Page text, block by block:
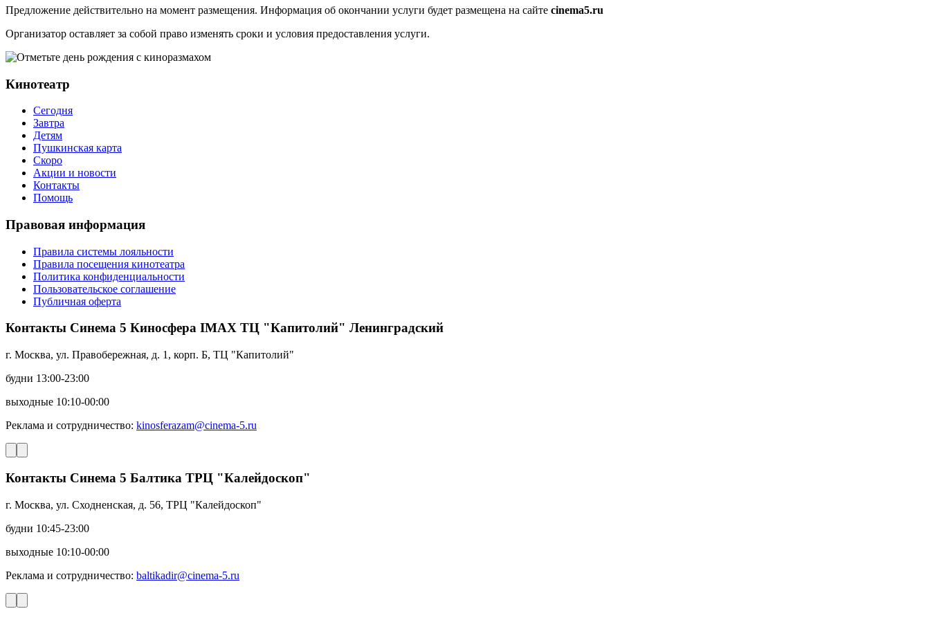
Предложение действительно на момент размещения. Информация об окончании услуги будет размещена на сайте cinema5.ru
Организатор оставляет за собой право изменять сроки и условия предоставления услуги.
Кинотеатр
Сегодня
Завтра
Детям
Пушкинская карта
Скоро
Акции и новости
Контакты
Помощь
Правовая информация
Правила системы лояльности
Правила посещения кинотеатра
Политика конфиденциальности
Пользовательское соглашение
Публичная оферта
Контакты Синема 5 Киносфера IMAX ТЦ "Капитолий" Ленинградский
г. Москва, ул. Правобережная, д. 1, корп. Б, ТЦ "Капитолий"
будни 13:00-23:00
выходные 10:10-00:00
Реклама и сотрудничество: kinosferazam@cinema-5.ru
Контакты Синема 5 Балтика ТРЦ "Калейдоскоп"
г. Москва, ул. Сходненская, д. 56, ТРЦ "Калейдоскоп"
будни 10:45-23:00
выходные 10:10-00:00
Реклама и сотрудничество: baltikadir@cinema-5.ru